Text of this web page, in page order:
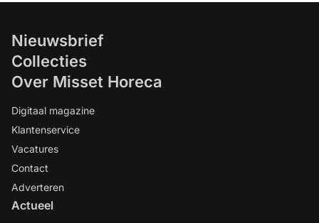
Nieuwsbrief
Collecties
Over Misset Horeca
Digitaal magazine
Klantenservice
Vacatures
Contact
Adverteren
Actueel